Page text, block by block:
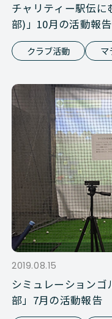
チャリティー駅伝
部)」10月の活動報告
クラブ活動 マ
2019.08.15
シミュレーション
部」7月の活動報告